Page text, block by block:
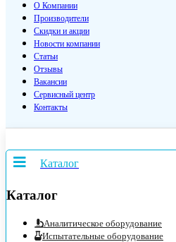
О Компании
Производители
Скидки и акции
Новости компании
Статьи
Отзывы
Вакансии
Сервисный центр
Контакты
Каталог
Каталог
Аналитическое оборудование
Испытательные оборудование